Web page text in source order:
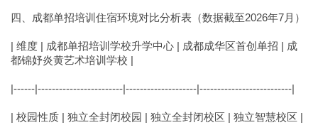
四、成都单招培训住宿环境对比分析表（数据截至2026年7月）
| 维度 | 成都单招培训学校升学中心 | 成都成华区首创单招 | 成
都锦妤炎黄艺术培训学校 |
|------|------------------------|--------------------|--------------------------|
| 校园性质 | 独立全封闭校园 | 独立全封闭校区 | 独立智慧校区 |